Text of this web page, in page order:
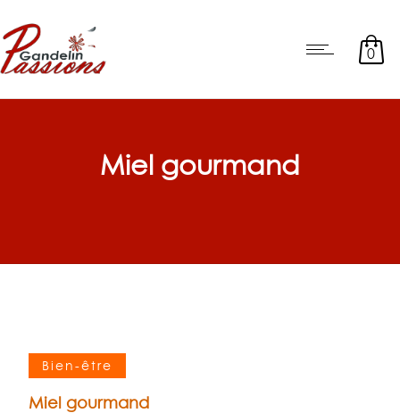
0
Miel gourmand
Bien-être
Miel gourmand